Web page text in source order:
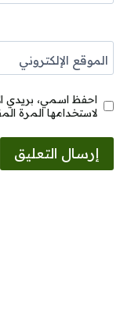
الموقع الإلكتروني
احفظ اسمي، بريدي
لاستخدامها المرة